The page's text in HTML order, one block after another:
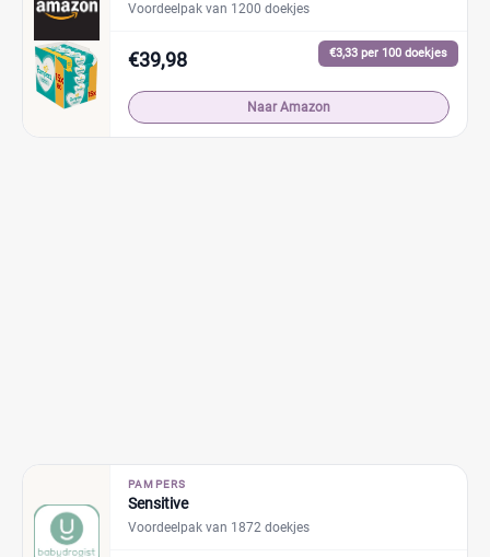
Voordeelpak van 1200 doekjes
€3,33 per 100 doekjes
€39,98
Naar Amazon
PAMPERS
Sensitive
Voordeelpak van 1872 doekjes